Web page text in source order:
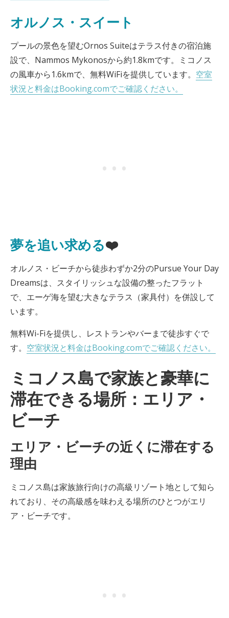
オルノス・スイート
プールの景色を望むOrnos Suiteはテラス付きの宿泊施
設で、Nammos Mykonosから約1.8kmです。ミコノス
の風車から1.6kmで、無料WiFiを提供しています。 空室
状況と料金はBooking.comでご確認ください。
夢を追い求める❤️
オルノス・ビーチから徒歩わずか2分のPursue Your Day
Dreamsは、スタイリッシュな設備の整ったフラット
で、エーゲ海を望む大きなテラス（家具付）を併設して
います。
無料Wi-Fiを提供し、レストランやバーまで徒歩すぐで
す。 空室状況と料金はBooking.comでご確認ください。
ミコノス島で家族と豪華に
滞在できる場所：エリア・
ビーチ
エリア・ビーチの近くに滞在する
理由
ミコノス島は家族旅行向けの高級リゾート地として知ら
れており、その高級感を味わえる場所のひとつがエリ
ア・ビーチです。